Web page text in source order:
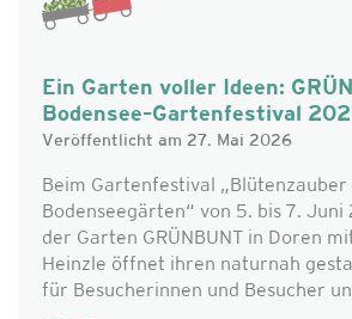
Ein Garten voller Ideen:
Bodensee–Gartenfestival
Veröffentlicht am 27. Mai 2026
Beim Gartenfestival „Blütenzauber
Bodenseegärten“ von 5. bis 7. Juni
der Garten GRÜNBUNT in Doren
Heinzle öffnet ihren naturnah
für Besucherinnen und Besucher